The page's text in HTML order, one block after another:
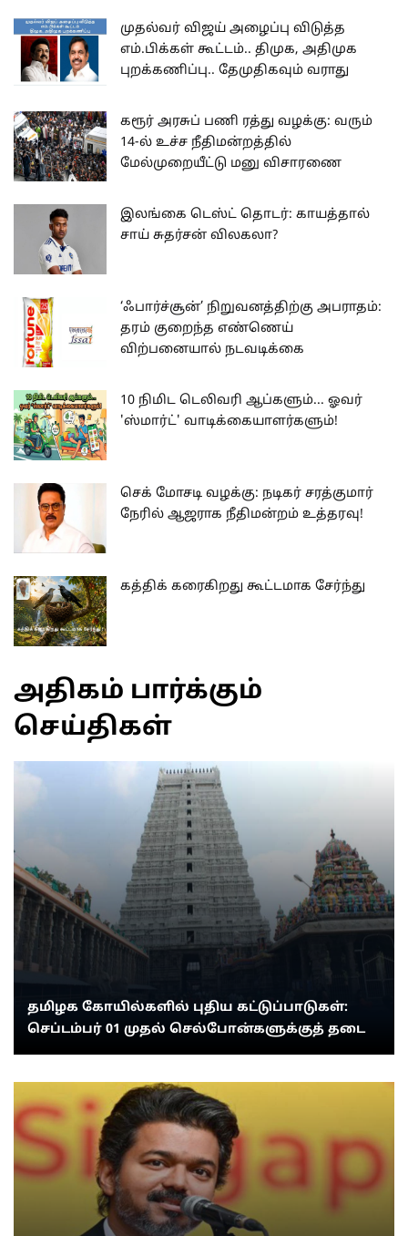
முதல்வர் விஜய் அழைப்பு விடுத்த
எம்.பிக்கள் கூட்டம்.. திமுக, அதிமுக
புறக்கணிப்பு.. தேமுதிகவும் வராது
கரூர் அரசுப் பணி ரத்து வழக்கு: வரும்
14-ல் உச்ச நீதிமன்றத்தில்
மேல்முறையீட்டு மனு விசாரணை
இலங்கை டெஸ்ட் தொடர்: காயத்தால்
சாய் சுதர்சன் விலகலா?
‘ஃபார்ச்சூன்’ நிறுவனத்திற்கு அபராதம்:
தரம் குறைந்த எண்ணெய்
விற்பனையால் நடவடிக்கை
10 நிமிட டெலிவரி ஆப்களும்... ஓவர்
'ஸ்மார்ட்' வாடிக்கையாளர்களும்!
செக் மோசடி வழக்கு: நடிகர் சரத்குமார்
நேரில் ஆஜராக நீதிமன்றம் உத்தரவு!
கத்திக் கரைகிறது கூட்டமாக சேர்ந்து
அதிகம் பார்க்கும்
செய்திகள்
தமிழக கோயில்களில் புதிய கட்டுப்பாடுகள்:
செப்டம்பர் 01 முதல் செல்போன்களுக்குத் தடை